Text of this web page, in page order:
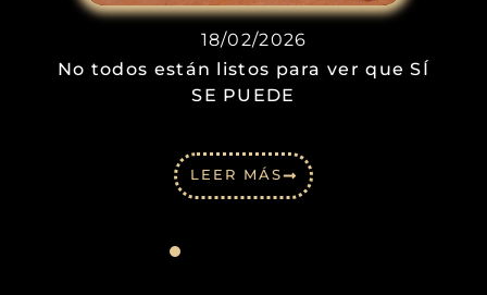
18/02/2026
No todos están listos para ver que SÍ
SE PUEDE
LEER MÁS